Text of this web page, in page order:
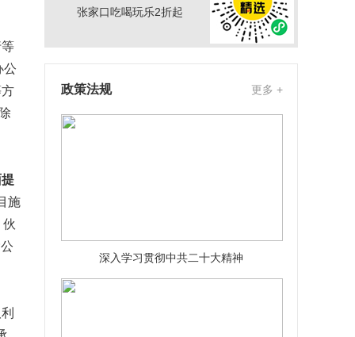
公
施
伙
张家口吃喝玩乐2折起
政策法规 更多 +
深入学习贯彻中共二十大精神